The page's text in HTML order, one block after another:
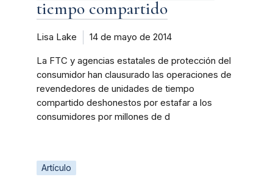
tiempo compartido
Lisa Lake 14 de mayo de 2014
La FTC y agencias estatales de protección del
consumidor han clausurado las operaciones de
revendedores de unidades de tiempo
compartido deshonestos por estafar a los
consumidores por millones de d
Artículo